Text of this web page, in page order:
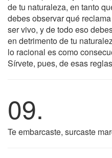
de tu naturaleza, en tanto
debes observar qué
ser vivo, y de todo eso
en detrimento de tu
lo racional es como
Sírvete, pues, de esas
09.
Te embarcaste, surcaste